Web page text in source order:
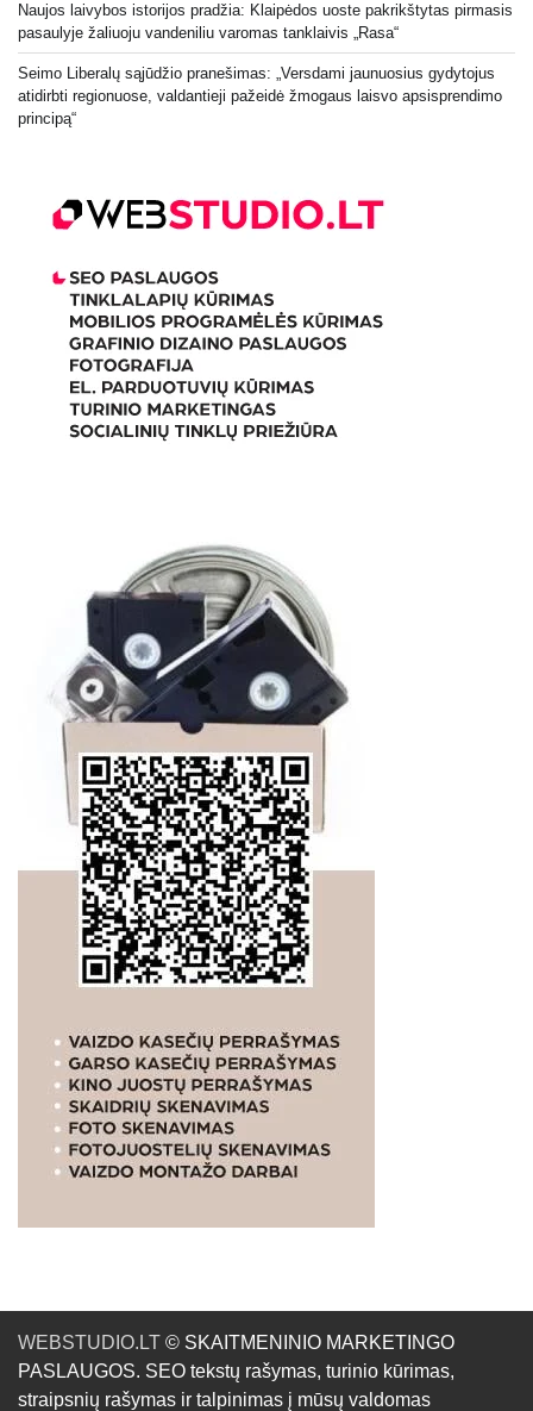
Naujos laivybos istorijos pradžia: Klaipėdos uoste pakrikštytas pirmasis
pasaulyje žaliuoju vandeniliu varomas tanklaivis „Rasa“
Seimo Liberalų sąjūdžio pranešimas: „Versdami jaunuosius gydytojus
atidirbti regionuose, valdantieji pažeidė žmogaus laisvo apsisprendimo
principą“
WEBSTUDIO.LT © SKAITMENINIO MARKETINGO
PASLAUGOS. SEO tekstų rašymas, turinio kūrimas,
straipsnių rašymas ir talpinimas į mūsų valdomas